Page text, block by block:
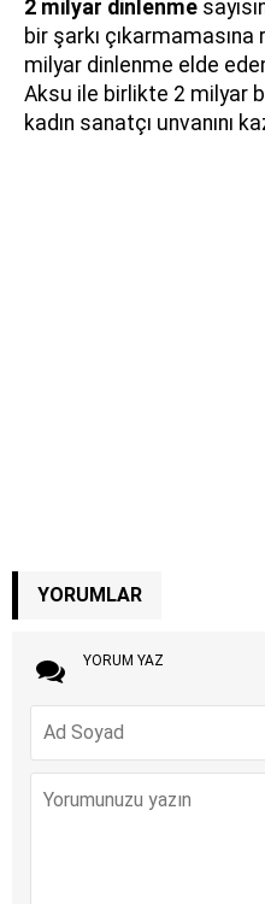
2 milyar dinlenme
bir şarkı çıkarmamasına
milyar dinlenme elde
Aksu ile birlikte 2 milyar
kadın sanatçı unvanını
YORUMLAR
YORUM YAZ